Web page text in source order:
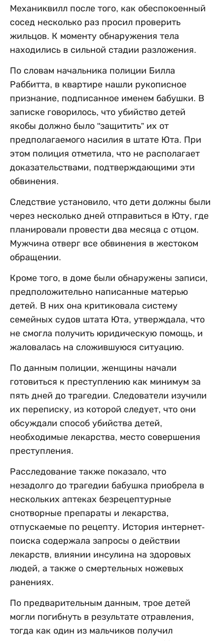
Механиквилл после того, как обеспокоенный
сосед несколько раз просил проверить
жильцов. К моменту обнаружения тела
находились в сильной стадии разложения.
По словам начальника полиции Билла
Раббитта, в квартире нашли рукописное
признание, подписанное именем бабушки. В
записке говорилось, что убийство детей
якобы должно было "защитить” их от
предполагаемого насилия в штате Юта. При
этом полиция отметила, что не располагает
доказательствами, подтверждающими эти
обвинения.
Следствие установило, что дети должны были
через несколько дней отправиться в Юту, где
планировали провести два месяца с отцом.
Мужчина отверг все обвинения в жестоком
обращении.
Кроме того, в доме были обнаружены записи,
предположительно написанные матерью
детей. В них она критиковала систему
семейных судов штата Юта, утверждала, что
не смогла получить юридическую помощь, и
жаловалась на сложившуюся ситуацию.
По данным полиции, женщины начали
готовиться к преступлению как минимум за
пять дней до трагедии. Следователи изучили
их переписку, из которой следует, что они
обсуждали способ убийства детей,
необходимые лекарства, место совершения
преступления.
Расследование также показало, что
незадолго до трагедии бабушка приобрела в
нескольких аптеках безрецептурные
снотворные препараты и лекарства,
отпускаемые по рецепту. История интернет-
поиска содержала запросы о действии
лекарств, влиянии инсулина на здоровых
людей, а также о смертельных ножевых
ранениях.
По предварительным данным, трое детей
могли погибнуть в результате отравления,
тогда как один из мальчиков получил